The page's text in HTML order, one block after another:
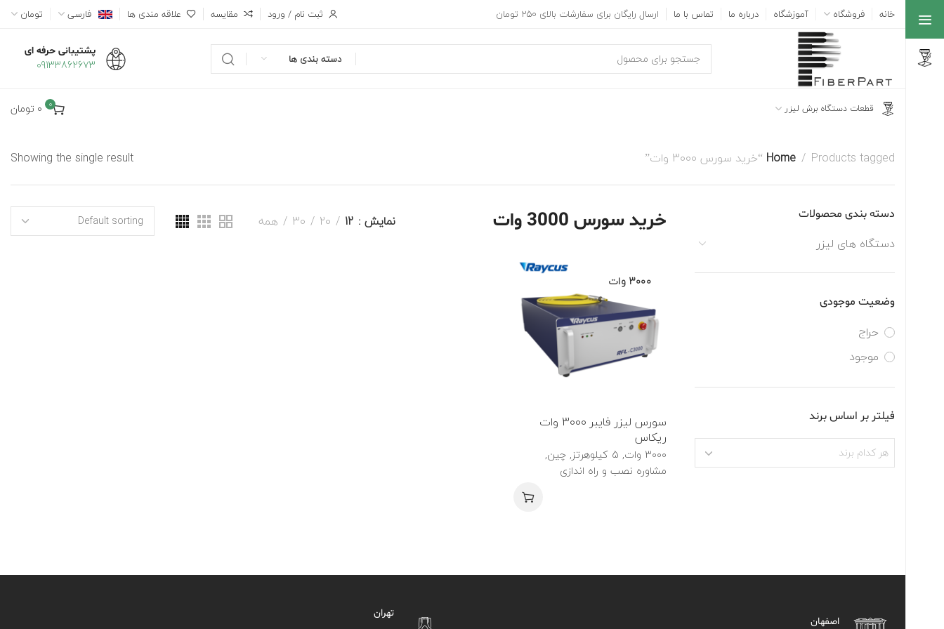
خانه فروشگاه آموزشگاه درباره ما تماس با ما ارسال رایگان برای سفارشات بالای 250 تومان ثبت نام / ورود مقایسه علاقه مندی ها فارسی تومان
دسته بندی ها پشتیبانی حرفه ای
09133862673
قطعات دستگاه برش لیزر 0
0 تومان
Home Products tagged “خرید سورس 3000 وات” Showing the single result
دسته بندی محصولات
دستگاه های لیزر
وضعیت موجودی
حراج
موجود
فیلتر بر اساس برند
هر کدام برند
خرید سورس 3000 وات نمایش 12
20
30 همه
3000 وات
سورس لیزر فایبر 3000 وات
ریکاس
3000 وات, 5 کیلوهرتز, چین,
مشاوره نصب و راه اندازی
اصفهان
تهران